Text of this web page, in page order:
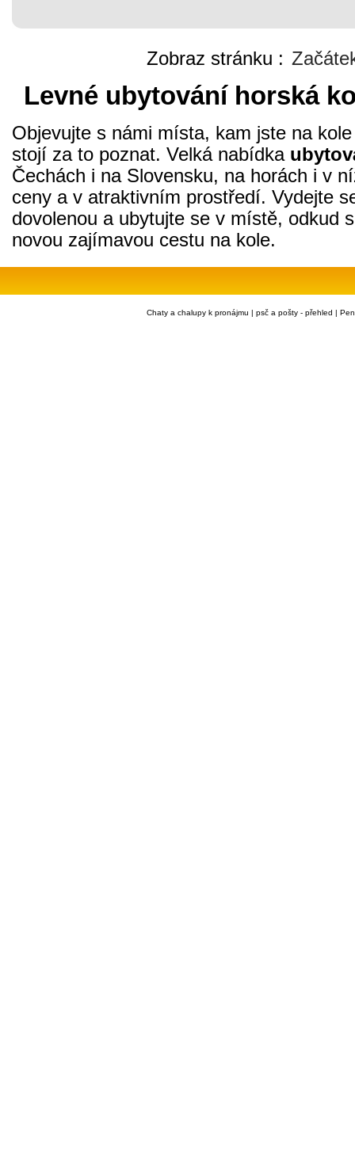
Zobraz stránku :
Levné ubytování horská
Objevujte s námi místa, kam jste na
stojí za to poznat. Velká nabídka
Čechách i na Slovensku, na horách i v
ceny a v atraktivním prostředí. Vydejte
dovolenou a ubytujte se v místě, odkud
novou zajímavou cestu na kole.
Chaty a chalupy k pronájmu |psč a pošty - přehled |